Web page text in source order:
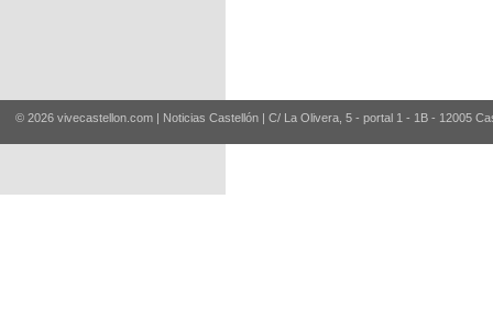
© 2026 vivecastellon.com | Noticias Castellón | C/ La Olivera, 5 - portal 1 - 1B - 12005